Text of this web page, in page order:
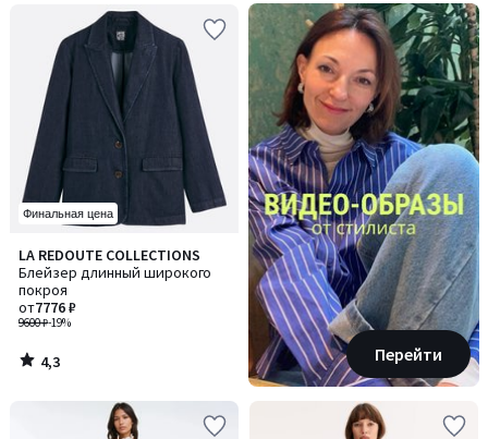
Финальная цена
LA REDOUTE COLLECTIONS
Блейзер длинный широкого
покроя
9600 ₽-19%
от7776 ₽
4,3
/ 5
4,3
/
Перейти
-